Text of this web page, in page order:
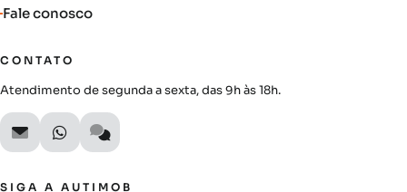
Fale conosco
CONTATO
Atendimento de segunda a sexta, das 9h às 18h.
SIGA A AUTIMOB